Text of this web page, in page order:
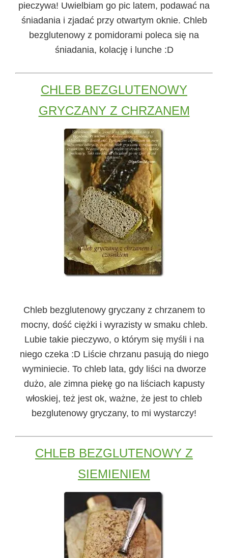
pieczywa! Uwielbiam go pic latem, podawać na
śniadania i zjadać przy otwartym oknie. Chleb
bezglutenowy z pomidorami poleca się na
śniadania, kolację i lunche :D
CHLEB BEZGLUTENOWY
GRYCZANY Z CHRZANEM
Chleb bezglutenowy gryczany z chrzanem to
mocny, dość ciężki i wyrazisty w smaku chleb.
Lubie takie pieczywo, o którym się myśli i na
niego czeka :D Liście chrzanu pasują do niego
wyminiecie. To chleb lata, gdy liści na dworze
dużo, ale zimna piekę go na liściach kapusty
włoskiej, też jest ok, ważne, że jest to chleb
bezglutenowy gryczany, to mi wystarczy!
CHLEB BEZGLUTENOWY Z
SIEMIENIEM